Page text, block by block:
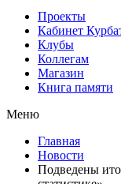
Проекты
Кабинет
Клубы
Коллегам
Магазин
Книга памяти
Меню
Главная
Новости
Подведены